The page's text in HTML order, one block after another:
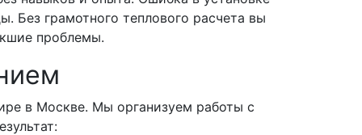
Без грамотного теплового расчета вы
проблемы.
в Москве. Мы организуем работы с